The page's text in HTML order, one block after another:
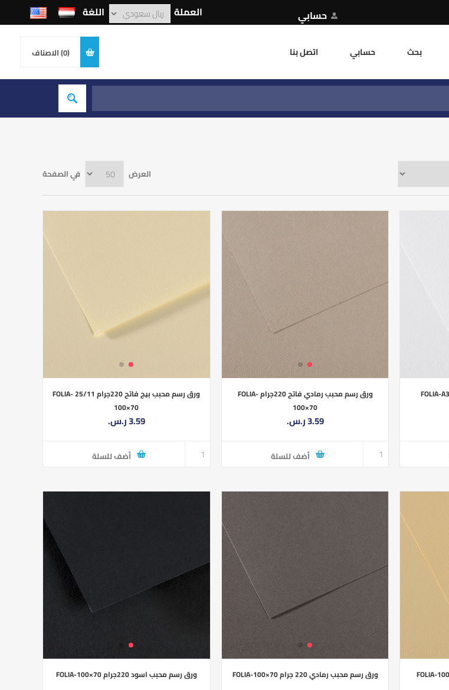
العملة اللغة حسابي
بحث حسابي اتصل بنا (0) الاصناف
العرض في الصفحة
ورق رسم محبب رمادي فاتح 220جرام FOLIA-
100×70
3.59 ر.س.‏
أضف للسلة
ورق رسم محبب بيج فاتح 220جرام 25/11 FOLIA-
100×70
3.59 ر.س.‏
أضف للسلة
ورق رسم محبب رمادي 220 جرام FOLIA-100×70 ورق رسم محبب اسود 220جرام FOLIA-100×70